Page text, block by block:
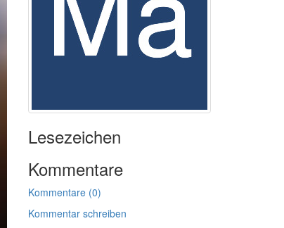
Lesezeichen
Kommentare
Kommentare (0)
Kommentar schreiben